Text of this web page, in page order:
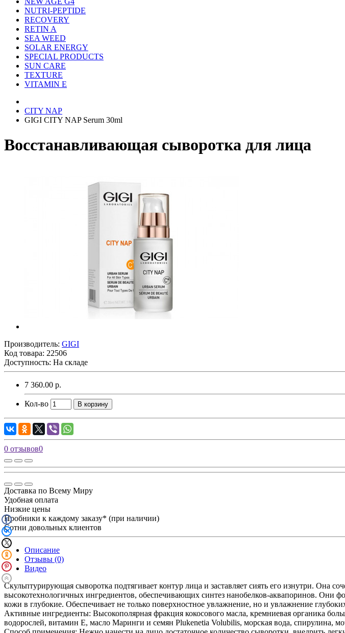
NUTRI-PEPTIDE
RECOVERY
RETIN A
SEA WEED
SOLAR ENERGY
SPECIAL PRODUCTS
SUN CARE
TEXTURE
VITAMIN E
CITY NAP
GIGI CITY NAP Serum 30ml
Восстанавливающая сыворотка для лица
Производитель: GIGI
Код товара: 22506
Доступность: На складе
7 360.00 р.
Кол-во В корзину
0 отзывов0
Доставка по Всему Миру
Удобная оплата
Низкие цены
Пробники к каждому заказу* (при наличии)
Сотни довольных клиентов
Описание
Отзывы (0)
Видео
Скульптурирующая сыворотка подтягивает контур лица и заставляет сиять его изнутри. Она
высокотехнологичных ингредиентов, обеспечивающих синтез нанобелков-аквапоринов. Они
кожи в глубокие. Обеспечивает не только поверхностное увлажнение, но и увлажнение
Активные ингредиенты: Высокополярная фракция кокосового масла, кремниевая органика
водорослей, витамин Е, масло Маринги и семян Plukenetia Volubilis, морская вода, спирулина,